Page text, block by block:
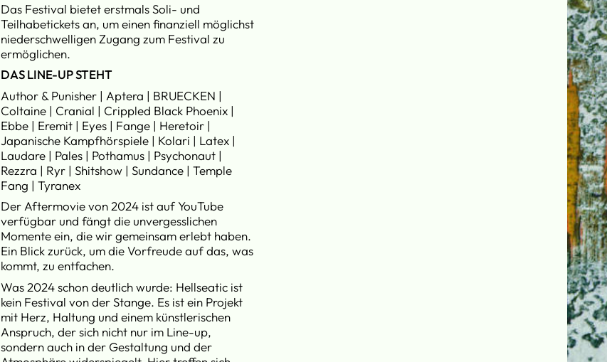
Das Festival bietet erstmals Soli- und
Teilhabetickets an, um einen finanziell möglichst
niederschwelligen Zugang zum Festival zu
ermöglichen.
DAS LINE-UP STEHT
Author & Punisher | Aptera | BRUECKEN |
Coltaine | Cranial | Crippled Black Phoenix |
Ebbe | Eremit | Eyes | Fange | Heretoir |
Japanische Kampfhörspiele | Kolari | Latex |
Laudare | Pales | Pothamus | Psychonaut |
Rezzra | Ryr | Shitshow | Sundance | Temple
Fang | Tyranex
Der Aftermovie von 2024 ist auf YouTube
verfügbar und fängt die unvergesslichen
Momente ein, die wir gemeinsam erlebt haben.
Ein Blick zurück, um die Vorfreude auf das, was
kommt, zu entfachen.
Was 2024 schon deutlich wurde: Hellseatic ist
kein Festival von der Stange. Es ist ein Projekt
mit Herz, Haltung und einem künstlerischen
Anspruch, der sich nicht nur im Line-up,
sondern auch in der Gestaltung und der